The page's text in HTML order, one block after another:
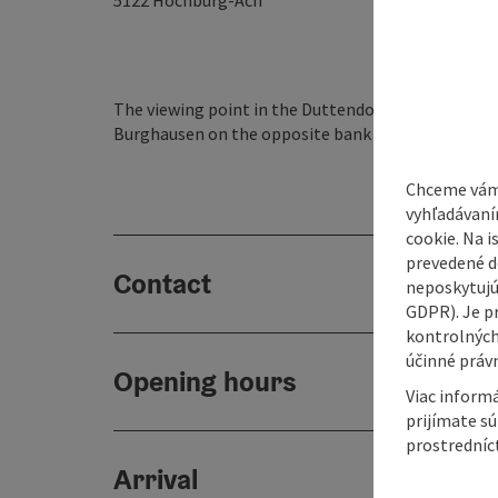
The viewing point in the Duttendorf district
Burghausen on the opposite bank of the Salzach.
Contact
Opening hours
Arrival
Chceme
cookie. Na
prevedené
GDPR). Je
účinné
Viac
prijímate